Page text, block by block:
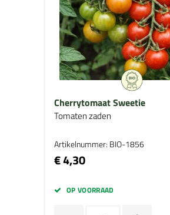
Cherrytomaat Sweetie
Tomaten zaden
Artikelnummer: BIO-1856
€ 4,30
OP VOORRAAD